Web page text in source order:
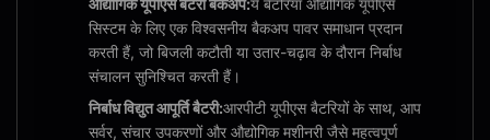
औद्योगिक यूपीएस बैटरी बैकअप:ये बैटरियां औद्योगिक यूपीएस
सिस्टम के लिए एक विश्वसनीय बैकअप पावर समाधान प्रदान
करती हैं, जो बिजली कटौती या उतार-चढ़ाव के दौरान निर्बाध
संचालन सुनिश्चित करती हैं।
निर्बाध विद्युत आपूर्ति बैटरी:आरपीटी यूपीएस बैटरियों के साथ, आप
सर्वर, संचार उपकरणों और औद्योगिक मशीनरी जैसे महत्वपूर्ण